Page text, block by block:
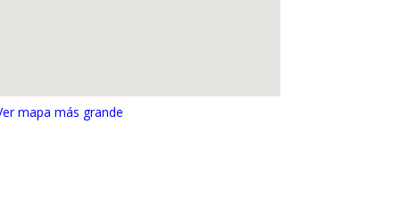
mapa más grande